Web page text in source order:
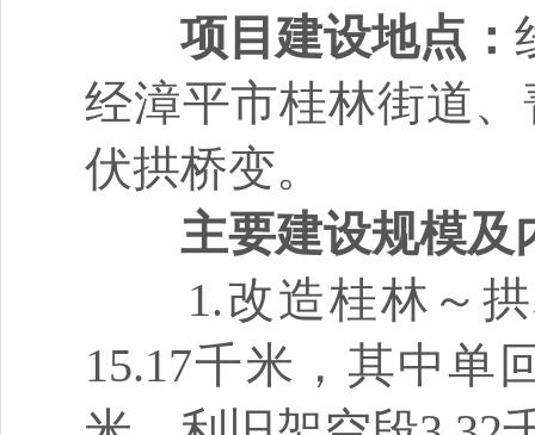
项目建设地点：
经漳平市桂林街道
伏拱桥变。
主要建设规模及
1.改造桂林～拱
15.17千米，其中单